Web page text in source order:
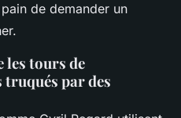
de demander un
les tours de
truqués par des